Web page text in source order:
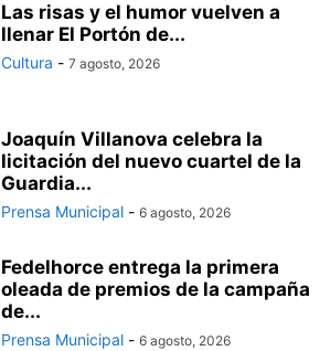
Las risas y el humor vuelven a
llenar El Portón de...
Cultura - 7 agosto, 2026
Joaquín Villanova celebra la
licitación del nuevo cuartel de la
Guardia...
Prensa Municipal - 6 agosto, 2026
Fedelhorce entrega la primera
oleada de premios de la campaña
de...
Prensa Municipal - 6 agosto, 2026